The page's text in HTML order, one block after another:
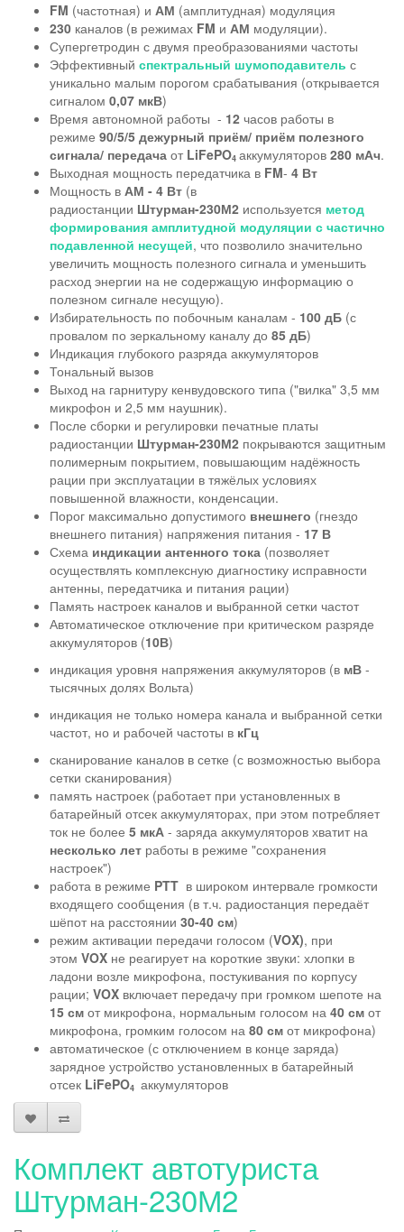
FM (частотная) и АМ (амплитудная) модуляция
230 каналов (в режимах FM и АМ модуляции).
Супергетродин с двумя преобразованиями частоты
Эффективный спектральный шумоподавитель с
уникально малым порогом срабатывания (открывается
сигналом 0,07 мкВ)
Время автономной работы - 12 часов работы в
режиме 90/5/5 дежурный приём/ приём полезного
сигнала/ передача от LiFePO4 аккумуляторов 280 мАч.
Выходная мощность передатчика в FM- 4 Вт
Мощность в АМ - 4 Вт (в
радиостанции Штурман-230М2 используется метод
формирования амплитудной модуляции с частично
подавленной несущей, что позволило значительно
увеличить мощность полезного сигнала и уменьшить
расход энергии на не содержащую информацию о
полезном сигнале несущую).
Избирательность по побочным каналам - 100 дБ (с
провалом по зеркальному каналу до 85 дБ)
Индикация глубокого разряда аккумуляторов
Тональный вызов
Выход на гарнитуру кенвудовского типа ("вилка" 3,5 мм
микрофон и 2,5 мм наушник).
После сборки и регулировки печатные платы
радиостанции Штурман-230М2 покрываются защитным
полимерным покрытием, повышающим надёжность
рации при эксплуатации в тяжёлых условиях
повышенной влажности, конденсации.
Порог максимально допустимого внешнего (гнездо
внешнего питания) напряжения питания - 17 В
Схема индикации антенного тока (позволяет
осуществлять комплексную диагностику исправности
антенны, передатчика и питания рации)
Память настроек каналов и выбранной сетки частот
Автоматическое отключение при критическом разряде
аккумуляторов (10В)
индикация уровня напряжения аккумуляторов (в мВ -
тысячных долях Вольта)
индикация не только номера канала и выбранной сетки
частот, но и рабочей частоты в кГц
сканирование каналов в сетке (с возможностью выбора
сетки сканирования)
память настроек (работает при установленных в
батарейный отсек аккумуляторах, при этом потребляет
ток не более 5 мкА - заряда аккумуляторов хватит на
несколько лет работы в режиме "сохранения
настроек")
работа в режиме PTT в широком интервале громкости
входящего сообщения (в т.ч. радиостанция передаёт
шёпот на расстоянии 30-40 см)
режим активации передачи голосом (VOX), при
этом VOX не реагирует на короткие звуки: хлопки в
ладони возле микрофона, постукивания по корпусу
рации; VOX включает передачу при громком шепоте на
15 см от микрофона, нормальным голосом на 40 см от
микрофона, громким голосом на 80 см от микрофона)
автоматическое (с отключением в конце заряда)
зарядное устройство установленных в батарейный
отсек LiFePO4 аккумуляторов
Комплект автотуриста
Штурман-230М2